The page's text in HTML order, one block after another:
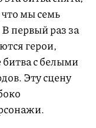
мы семь
В первый раз за
герои,
с белыми
Эту сцену